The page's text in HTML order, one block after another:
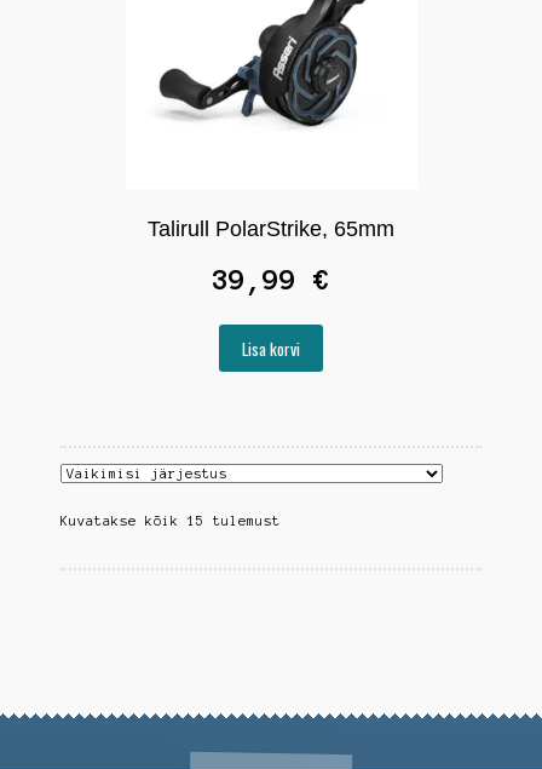
Talirull PolarStrike, 65mm
39,99 €
Lisa korvi
Kuvatakse kõik 15 tulemust